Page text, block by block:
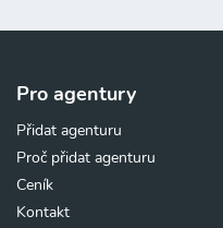
Pro agentury
Přidat agenturu
Proč přidat agenturu
Ceník
Kontakt